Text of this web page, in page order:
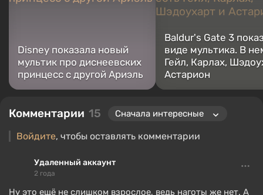
Disney показала новый
мультик про диснеевских
принцесс с другой Ариэль
Baldur's Gate 3
виде мультика. В
Гейл, Карлах,
Астарион
Комментарии 15
Войдите, чтобы оставлять комментарии
Удаленный аккаунт
2 года
Ну это ещё не слишком взрослое, ведь наготы же нет. А